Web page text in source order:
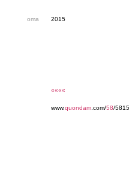
oma 2015
««««
www.quondam .com/58/